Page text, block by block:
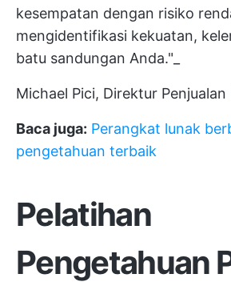
kesempatan dengan risiko
mengidentifikasi kekuatan,
batu sandungan Anda."_
Michael Pici, Direktur Penjualan
Baca juga: Perangkat lunak
pengetahuan terbaik
Pelatihan
Pengetahuan